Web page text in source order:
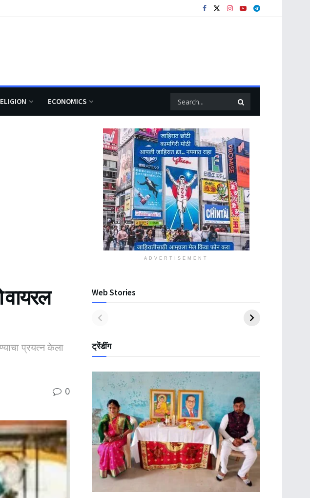
ECONOMICS
वायरल
प्रयत्न केला
0
ADVERTISEMENT
Web Stories
ट्रेंडींग